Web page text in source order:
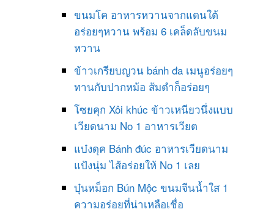
ขนมโค อาหารหวานจากแดนใต้
อร่อยๆหวาน พร้อม 6 เคล็ดลับขนม
หวาน
ข้าวเกรียบญวน bánh đa เมนูอร่อยๆ
ทานกับปากหม้อ ส้มตำก็อร่อยๆ
โซยคุก Xôi khúc ข้าวเหนียวนึ่งแบบ
เวียดนาม No 1 อาหารเวียต
แบ๋งดุค Bánh đúc อาหารเวียดนาม
แป้งนุ่ม ไส้อร่อยให้ No 1 เลย
บุ๋นหม็อก Bún Mộc ขนมจีนน้ำใส 1
ความอร่อยที่น่าเหลือเชื่อ